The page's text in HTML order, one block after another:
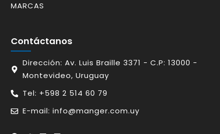
MARCAS
Contáctanos
Dirección: Av. Luis Braille 3371 - C.P: 13000 -
Montevideo, Uruguay
Tel: +598 2 514 60 79
E-mail: info@manger.com.uy